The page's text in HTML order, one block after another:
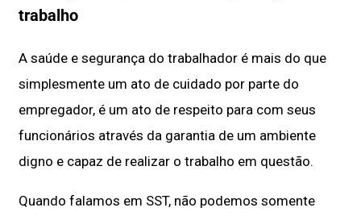
trabalho
A saúde e segurança do trabalhador é mais do que
simplesmente um ato de cuidado por parte do
empregador, é um ato de respeito para com seus
funcionários através da garantia de um ambiente
digno e capaz de realizar o trabalho em questão.
Quando falamos em SST, não podemos somente